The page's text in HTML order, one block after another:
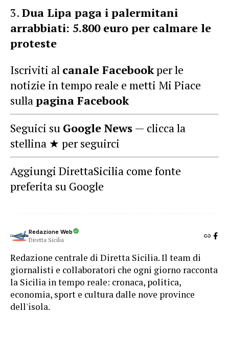
Dua Lipa paga i palermitani
arrabbiati: 5.800 euro per calmare le
proteste
Iscriviti al canale Facebookper le
notizie in tempo reale e metti Mi Piace
sullapagina Facebook
Seguici su Google News — clicca la
stellina ★ per seguirci
Aggiungi DirettaSicilia come fonte
preferita su Google
Redazione Web
Diretta Sicilia
Redazione centrale di Diretta Sicilia. Il team di
giornalisti e collaboratori che ogni giorno racconta
la Sicilia in tempo reale: cronaca, politica,
economia, sport e cultura dalle nove province
dell'isola.